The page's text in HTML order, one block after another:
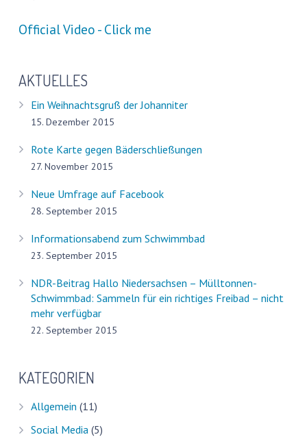
Official Video - Click me
AKTUELLES
Ein Weihnachtsgruß der Johanniter
15. Dezember 2015
Rote Karte gegen Bäderschließungen
27. November 2015
Neue Umfrage auf Facebook
28. September 2015
Informationsabend zum Schwimmbad
23. September 2015
NDR-Beitrag Hallo Niedersachsen – Mülltonnen-
Schwimmbad: Sammeln für ein richtiges Freibad – nicht
mehr verfügbar
22. September 2015
KATEGORIEN
Allgemein (11)
Social Media (5)